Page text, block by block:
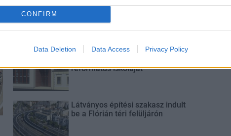
CONFIRM
Data Deletion Data Access Privacy Policy
csomópont épül Angyalföldön
Másfélszeresére bővítik
református iskoláját
Látványos építési szakasz indult
be a Flórián téri felüljárón